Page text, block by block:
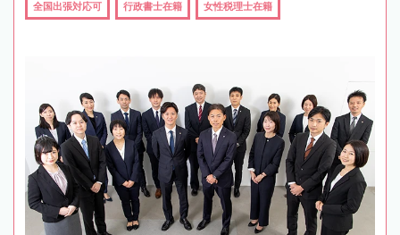
全国出張対応可 行政書士在籍 女性税理士在籍